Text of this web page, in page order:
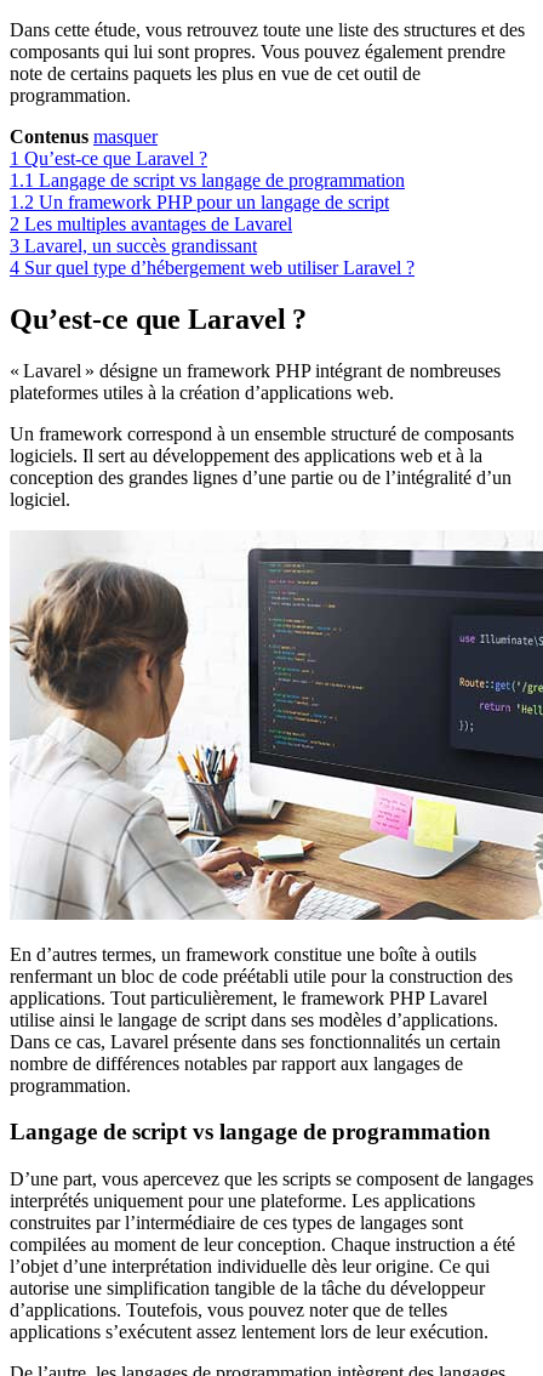
Dans cette étude, vous retrouvez toute une liste des structures et des
composants qui lui sont propres. Vous pouvez également prendre
note de certains paquets les plus en vue de cet outil de
programmation.
Contenus masquer
1 Qu’est-ce que Laravel ?
1.1 Langage de script vs langage de programmation
1.2 Un framework PHP pour un langage de script
2 Les multiples avantages de Lavarel
3 Lavarel, un succès grandissant
4 Sur quel type d’hébergement web utiliser Laravel ?
Qu’est-ce que Laravel ?
« Lavarel » désigne un framework PHP intégrant de nombreuses
plateformes utiles à la création d’applications web.
Un framework correspond à un ensemble structuré de composants
logiciels. Il sert au développement des applications web et à la
conception des grandes lignes d’une partie ou de l’intégralité d’un
logiciel.
En d’autres termes, un framework constitue une boîte à outils
renfermant un bloc de code préétabli utile pour la construction des
applications. Tout particulièrement, le framework PHP Lavarel
utilise ainsi le langage de script dans ses modèles d’applications.
Dans ce cas, Lavarel présente dans ses fonctionnalités un certain
nombre de différences notables par rapport aux langages de
programmation.
Langage de script vs langage de programmation
D’une part, vous apercevez que les scripts se composent de langages
interprétés uniquement pour une plateforme. Les applications
construites par l’intermédiaire de ces types de langages sont
compilées au moment de leur conception. Chaque instruction a été
l’objet d’une interprétation individuelle dès leur origine. Ce qui
autorise une simplification tangible de la tâche du développeur
d’applications. Toutefois, vous pouvez noter que de telles
applications s’exécutent assez lentement lors de leur exécution.